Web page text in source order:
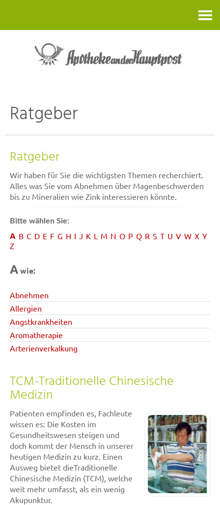
Ratgeber
Ratgeber
Wir haben für Sie die wichtigsten Themen recherchiert.
Alles was Sie vom Abnehmen über Magenbeschwerden
bis zu Mineralien wie Zink interessieren könnte.
Bitte wählen Sie:
A B C D E F G H I J K L M N O P Q R S T U V W X Y
Z
Awie:
Abnehmen
Allergien
Angstkrankheiten
Aromatherapie
Arterienverkalkung
TCM-Traditionelle Chinesische
Medizin
Patienten empfinden es, Fachleute
wissen es: Die Kosten im
Gesundheitswesen steigen und
doch kommt der Mensch in unserer
heutigen Medizin zu kurz. Einen
Ausweg bietet dieTraditionelle
Chinesische Medizin (TCM), welche
weit mehr umfasst, als ein wenig
Akupunktur.